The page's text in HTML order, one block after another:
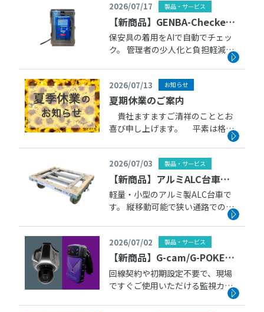
では、ご採用いだだいたお客様の
声を紹介しております。 ■事例
紹介 お役立ち情 […]
2026/07/17 製品・サービス
【新商品】GENBA-Checker
の取扱いを始めます
保安具の着用をAIで自動でチェッ
ク。 管理者の少人化と負担軽減を
図れます。 ■AI保安具チェック
品は 株式会社イクシス iXs Co.,Ltd.
の製品です
2026/07/13 お知らせ
夏期休業のご案内
貴社ますますご清祥のこととお
喜び申し上げます。 平素は格別
のお引き立てをいただき、厚く御
夏期休業日を下記の通りとさせて
頂きます。 ご繁忙のおり、何か
とご迷惑お掛けいたしますが、何
卒ご […]
2026/07/03 製品・サービス
【新商品】アルミALC台車の
取扱いを始めます
軽量・小型のアルミ製ALC台車で
す。 縦移動可能で狭い通路での長
尺物の運搬に最適。 ■アルミALC
キ付 2026年7月下旬より出庫対
応予定です。
2026/07/02 製品・サービス
【新商品】G-cam/G-POKEの
取扱いを始めました
回線契約や初期設定不要で、現場
ですぐご使用いただける監視カメ
ラとウェアラブルカメラ。 撮影し